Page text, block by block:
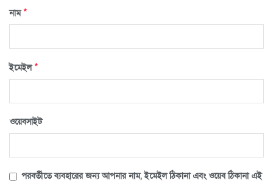
নাম*
ইমেইল*
ওয়েবসাইট
পরবর্তীতে ব্যবহারের জন্য আপনার নাম, ইমেইল ঠিকানা এবং ওয়েব ঠিকানা এই